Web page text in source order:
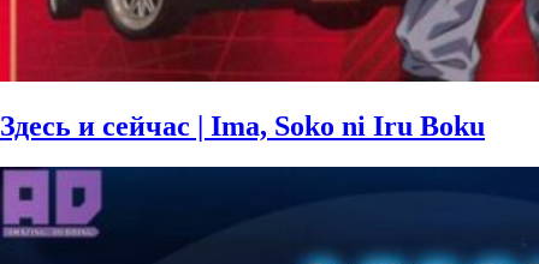
Здесь и сейчас | Ima, Soko ni Iru Boku